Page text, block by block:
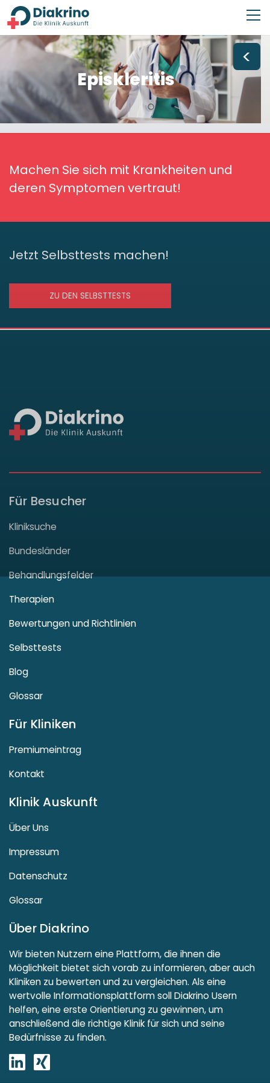
<
Episkleritis
Machen Sie sich mit Krankheiten und
deren Symptomen vertraut!
Jetzt Selbsttests machen!
ZU DEN SELBSTTESTS
Für Besucher
Kliniksuche
Bundesländer
Behandlungsfelder
Therapien
Bewertungen und Richtlinien
Selbsttests
Blog
Glossar
Für Kliniken
Premiumeintrag
Kontakt
Klinik Auskunft
Über Uns
Impressum
Datenschutz
Glossar
Über Diakrino
Wir bieten Nutzern eine Plattform, die ihnen die
Möglichkeit bietet sich vorab zu informieren, aber auch
Kliniken zu bewerten und zu vergleichen. Als eine
wertvolle Informationsplattform soll Diakrino Usern
helfen, eine erste Orientierung zu gewinnen, um
anschließend die richtige Klinik für sich und seine
Bedürfnisse zu finden.